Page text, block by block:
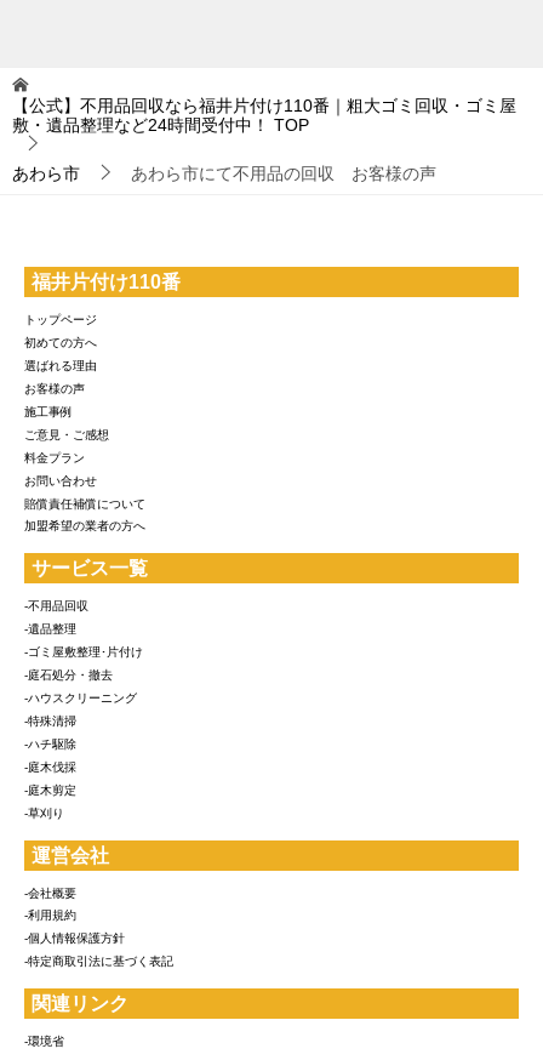
【公式】不用品回収なら福井片付け110番｜粗大ゴミ回収・ゴミ屋
敷・遺品整理など24時間受付中！
TOP
あわら市 あわら市にて不用品の回収 お客様の声
福井片付け110番
トップページ
初めての方へ
選ばれる理由
お客様の声
施工事例
ご意見・ご感想
料金プラン
お問い合わせ
賠償責任補償について
加盟希望の業者の方へ
サービス一覧
-不用品回収
-遺品整理
-ゴミ屋敷整理･片付け
-庭石処分・撤去
-ハウスクリーニング
-特殊清掃
-ハチ駆除
-庭木伐採
-庭木剪定
-草刈り
運営会社
-会社概要
-利用規約
-個人情報保護方針
-特定商取引法に基づく表記
関連リンク
-環境省